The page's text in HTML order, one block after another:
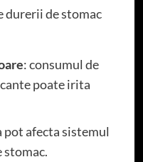
durerii de stomac
: consumul de
poate irita
pot afecta sistemul
stomac.